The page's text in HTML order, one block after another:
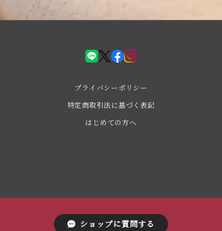
プライバシーポリシー
特定商取引法に基づく表記
はじめての方へ
ショップに質問する